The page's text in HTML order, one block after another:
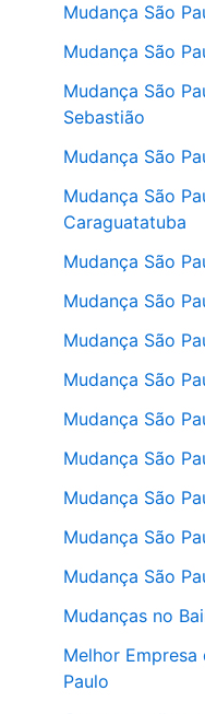
Mudança São
Mudança São
Mudança São
Sebastião
Mudança São
Mudança São
Caraguatatuba
Mudança São
Mudança São
Mudança São
Mudança São
Mudança São
Mudança São
Mudança São
Mudança São
Mudança São
Mudanças no
Melhor Empresa
Paulo